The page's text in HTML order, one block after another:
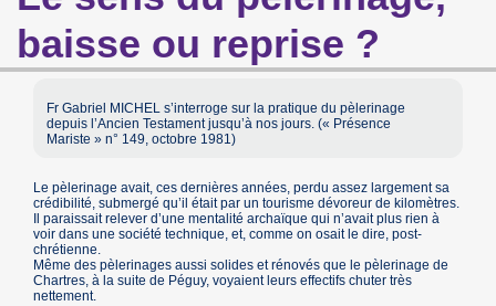
baisse ou reprise ?
Fr Gabriel MICHEL s’interroge sur la pratique du pèlerinage
depuis l’Ancien Testament jusqu’à nos jours. (« Présence
Mariste » n° 149, octobre 1981)
Le pèlerinage avait, ces dernières années, perdu assez largement sa
crédibilité, submergé qu’il était par un tourisme dévoreur de kilomètres.
Il paraissait relever d’une mentalité archaïque qui n’avait plus rien à
voir dans une société technique, et, comme on osait le dire, post-
chrétienne.
Même des pèlerinages aussi solides et rénovés que le pèlerinage de
Chartres, à la suite de Péguy, voyaient leurs effectifs chuter très
nettement.